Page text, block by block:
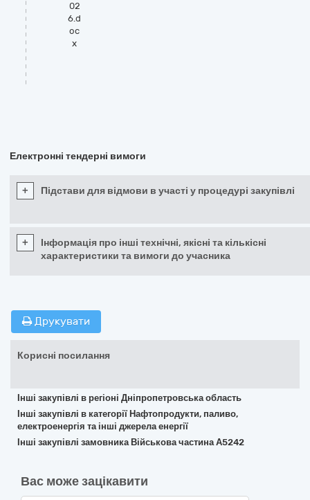
02
6.d
oc
x
Електронні тендерні вимоги
+ Підстави для відмови в участі у процедурі закупівлі
+
Інформація про інші технічні, якісні та кількісні
характеристики та вимоги до учасника
Друкувати
Корисні посилання
Інші закупівлі в регіоні Дніпропетровська область
Інші закупівлі в категорії Нафтопродукти, паливо,
електроенергія та інші джерела енергії
Інші закупівлі замовника Військова частина А5242
Вас може зацікавити